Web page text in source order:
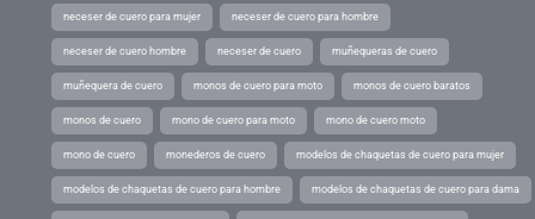
neceser de cuero para mujer neceser de cuero para hombre
neceser de cuero hombre neceser de cuero muñequeras de cuero
muñequera de cuero monos de cuero para moto monos de cuero baratos
monos de cuero mono de cuero para moto mono de cuero moto
mono de cuero monederos de cuero modelos de chaquetas de cuero para mujer
modelos de chaquetas de cuero para hombre modelos de chaquetas de cuero para dama